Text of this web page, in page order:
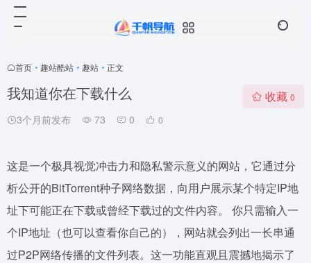
首页 • 趣站酷站 • 趣站 • 正文
我知道你在下载什么
3个月前发布 73 0 0
收藏 0
这是一个极具视觉冲击力和隐私警示意义的网站，它通过分
析公开的BitTorrent种子网络数据，向用户展示某个特定IP地
址下可能正在下载或曾经下载过的文件内容。 你只需输入一
个IP地址（也可以查看你自己的），网站就会列出一长串通
过P2P网络传播的文件列表。这一功能直观且震撼地揭示了